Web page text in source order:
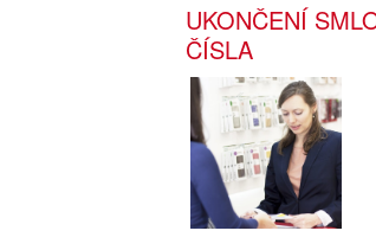
UKONČENÍ
ČÍSLA